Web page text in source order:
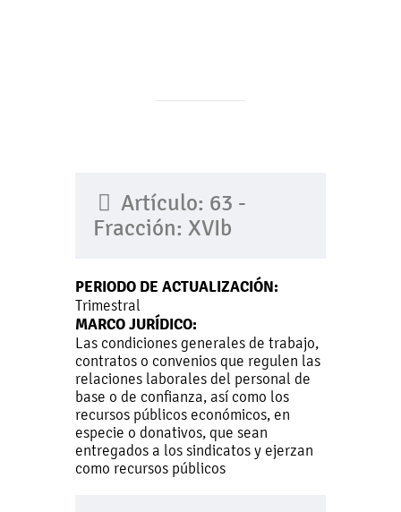
Artículo: 63 -
Fracción: XVIb
PERIODO DE ACTUALIZACIÓN:
Trimestral
MARCO JURÍDICO:
Las condiciones generales de trabajo,
contratos o convenios que regulen las
relaciones laborales del personal de
base o de confianza, así como los
recursos públicos económicos, en
especie o donativos, que sean
entregados a los sindicatos y ejerzan
como recursos públicos